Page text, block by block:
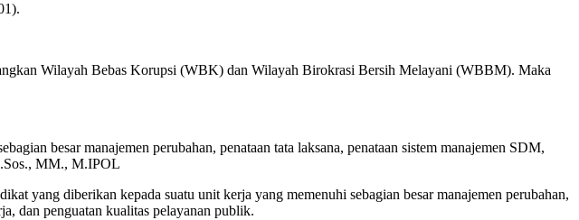
Wilayah Bebas Korupsi (WBK) dan Wilayah Birokrasi Bersih Melayani (WBBM). Maka
besar manajemen perubahan, penataan tata laksana, penataan sistem manajemen SDM,
MM., M.IPOL
yang diberikan kepada suatu unit kerja yang memenuhi sebagian besar manajemen perubahan,
dan penguatan kualitas pelayanan publik.